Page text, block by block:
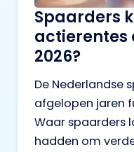
Spaarders
actierentes
2026?
De Nederlandse
afgelopen jaren
Waar spaarders
hadden om